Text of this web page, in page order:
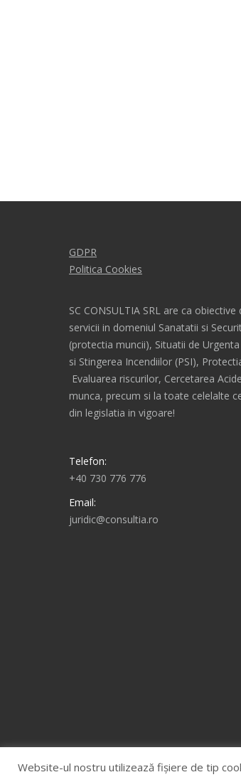
GDPR
Politica Cookies
SC CONSULTIA SRL are ca
servicii in domeniul Sanatatii si
(protectia muncii), Situatii de
si Stingerea Incendiilor (PSI),
Evaluarea riscurilor, Cercetarea
munca, precum si la toate celelalte
din legislatia in vigoare!
Telefon:
+40 730 776 776
Email:
juridic@consultia.ro
Website-ul nostru utilizează fişiere de tip